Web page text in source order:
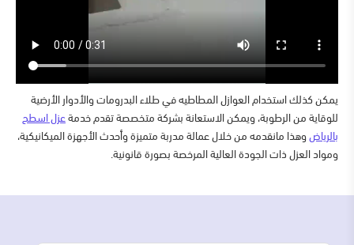
يمكن كذلك استخدام العوازل المطاطيه في طلاء البدرومات والأدوار الأرضية
للوقاية من الرطوبة، ويمكن الاستعانة بشركة متخصصة تقدم خدمةعزل اسطح
بالرياضوهذا مانقدمه من خلال عمالة مدربة متميزة وأحدث الأجهزة الميكانيكية،
ومواد العزل ذات الجودة العالية المرخصة بصورة قانونية.